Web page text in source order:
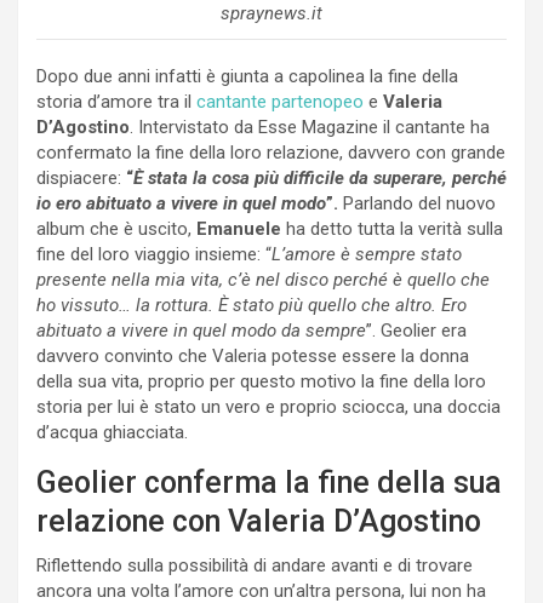
spraynews.it
Dopo due anni infatti è giunta a capolinea la fine della
storia d’amore tra il cantante partenopeo e Valeria
D’Agostino. Intervistato da Esse Magazine il cantante ha
confermato la fine della loro relazione, davvero con grande
dispiacere: “È stata la cosa più difficile da superare, perché
io ero abituato a vivere in quel modo”. Parlando del nuovo
album che è uscito, Emanuele ha detto tutta la verità sulla
fine del loro viaggio insieme: “L’amore è sempre stato
presente nella mia vita, c’è nel disco perché è quello che
ho vissuto… la rottura. È stato più quello che altro. Ero
abituato a vivere in quel modo da sempre”. Geolier era
davvero convinto che Valeria potesse essere la donna
della sua vita, proprio per questo motivo la fine della loro
storia per lui è stato un vero e proprio sciocca, una doccia
d’acqua ghiacciata.
Geolier conferma la fine della sua
relazione con Valeria D’Agostino
Riflettendo sulla possibilità di andare avanti e di trovare
ancora una volta l’amore con un’altra persona, lui non ha